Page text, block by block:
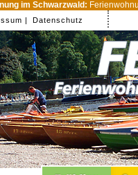
im Schwarzwald:
| Datenschutz